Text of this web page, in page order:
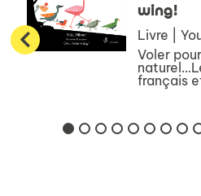
wing!
Livre |
Voler
français